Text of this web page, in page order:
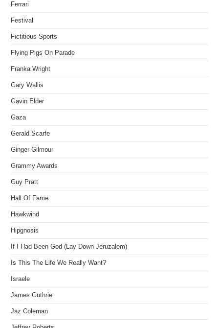
Ferrari
Festival
Fictitious Sports
Flying Pigs On Parade
Franka Wright
Gary Wallis
Gavin Elder
Gaza
Gerald Scarfe
Ginger Gilmour
Grammy Awards
Guy Pratt
Hall Of Fame
Hawkwind
Hipgnosis
If I Had Been God (Lay Down Jeruzalem)
Is This The Life We Really Want?
Israele
James Guthrie
Jaz Coleman